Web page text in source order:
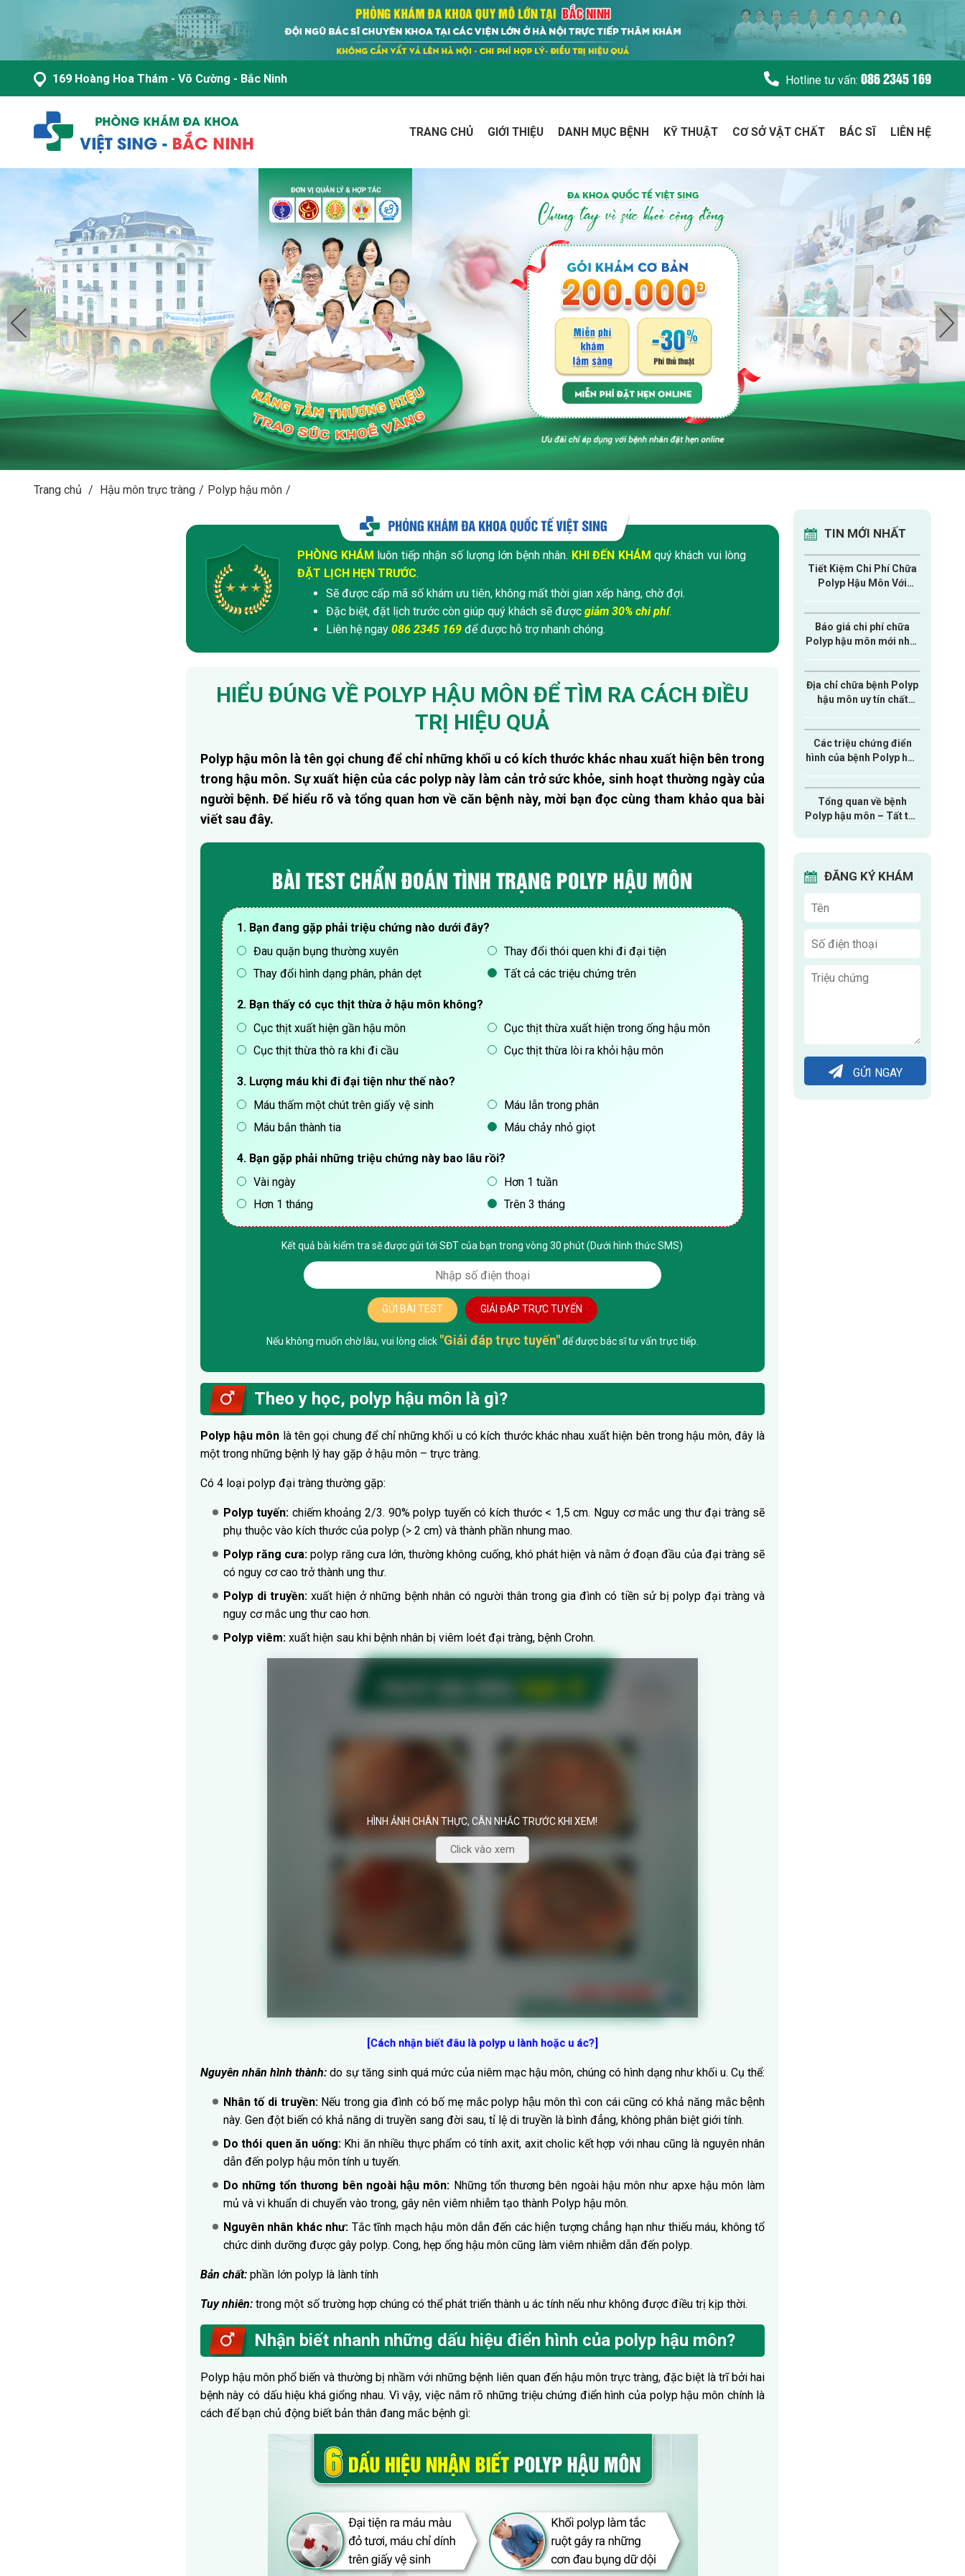
169 Hoàng Hoa Thám - Võ Cường - Bắc Ninh Hotline tư vấn: 086 2345 169
TRANG CHỦ GIỚI THIỆU DANH MỤC BỆNH KỸ THUẬT CƠ SỞ VẬT CHẤT BÁC SĨ LIÊN HỆ
Trang chủ / Hậu môn trực tràng / Polyp hậu môn /
PHÒNG KHÁM luôn tiếp nhận số lượng lớn bệnh nhân. KHI ĐẾN KHÁM quý khách vui lòng
ĐẶT LỊCH HẸN TRƯỚC.
Sẽ được cấp mã số khám ưu tiên, không mất thời gian xếp hàng, chờ đợi.
Đặc biệt, đặt lịch trước còn giúp quý khách sẽ đượcgiảm 30% chi phí.
Liên hệ ngay086 2345 169 để được hỗ trợ nhanh chóng.
HIỂU ĐÚNG VỀ POLYP HẬU MÔN ĐỂ TÌM RA CÁCH ĐIỀU
TRỊ HIỆU QUẢ
Polyp hậu môn là tên gọi chung để chỉ những khối u có kích thước khác nhau xuất hiện bên trong
trong hậu môn. Sự xuất hiện của các polyp này làm cản trở sức khỏe, sinh hoạt thường ngày của
người bệnh. Để hiểu rõ và tổng quan hơn về căn bệnh này, mời bạn đọc cùng tham khảo qua bài
viết sau đây.
BÀI TEST CHẨN ĐOÁN TÌNH TRẠNG POLYP HẬU MÔN
1. Bạn đang gặp phải triệu chứng nào dưới đây?
Đau quặn bụng thường xuyên
Thay đổi thói quen khi đi đại tiện
Thay đổi hình dạng phân, phân dẹt
Tất cả các triệu chứng trên
2. Bạn thấy có cục thịt thừa ở hậu môn không?
Cục thịt xuất hiện gần hậu môn
Cục thịt thừa xuất hiện trong ống hậu môn
Cục thịt thừa thò ra khi đi cầu
Cục thịt thừa lòi ra khỏi hậu môn
3. Lượng máu khi đi đại tiện như thế nào?
Máu thấm một chút trên giấy vệ sinh
Máu lẫn trong phân
Máu bắn thành tia
Máu chảy nhỏ giọt
4. Bạn gặp phải những triệu chứng này bao lâu rồi?
Vài ngày
Hơn 1 tuần
Hơn 1 tháng
Trên 3 tháng
Kết quả bài kiểm tra sẽ được gửi tới SĐT của bạn trong vòng 30 phút (Dưới hình thức SMS)
GỬI BÀI TEST GIẢI ĐÁP TRỰC TUYẾN
Nếu không muốn chờ lâu, vui lòng click "Giải đáp trực tuyến"để được bác sĩ tư vấn trực tiếp.
Theo y học, polyp hậu môn là gì?
Polyp hậu môn là tên gọi chung để chỉ những khối u có kích thước khác nhau xuất hiện bên trong hậu môn, đây là
một trong những bệnh lý hay gặp ở hậu môn – trực tràng.
Có 4 loại polyp đại tràng thường gặp:
Polyp tuyến: chiếm khoảng 2/3. 90% polyp tuyến có kích thước < 1,5 cm. Nguy cơ mắc ung thư đại tràng sẽ
phụ thuộc vào kích thước của polyp (> 2 cm) và thành phần nhung mao.
Polyp răng cưa: polyp răng cưa lớn, thường không cuống, khó phát hiện và nằm ở đoạn đầu của đại tràng sẽ
có nguy cơ cao trở thành ung thư.
Polyp di truyền:xuất hiện ở những bệnh nhân có người thân trong gia đình có tiền sử bị polyp đại tràng và
nguy cơ mắc ung thư cao hơn.
Polyp viêm:xuất hiện sau khi bệnh nhân bị viêm loét đại tràng, bệnh Crohn.
HÌNH ẢNH CHÂN THỰC, CÂN NHẮC TRƯỚC KHI XEM!
Click vào xem
[Cách nhận biết đâu là polyp u lành hoặc u ác?]
Nguyên nhân hình thành:do sự tăng sinh quá mức của niêm mạc hậu môn, chúng có hình dạng như khối u. Cụ thể:
Nhân tố di truyền: Nếu trong gia đình có bố mẹ mắc polyp hậu môn thì con cái cũng có khả năng mắc bệnh
này. Gen đột biến có khả năng di truyền sang đời sau, tỉ lệ di truyền là bình đẳng, không phân biệt giới tính.
Do thói quen ăn uống: Khi ăn nhiều thực phẩm có tính axit, axit cholic kết hợp với nhau cũng là nguyên nhân
dẫn đến polyp hậu môn tính u tuyến.
Do những tổn thương bên ngoài hậu môn: Những tổn thương bên ngoài hậu môn như apxe hậu môn làm
mủ và vi khuẩn di chuyển vào trong, gây nên viêm nhiễm tạo thành Polyp hậu môn.
Nguyên nhân khác như: Tắc tĩnh mạch hậu môn dẫn đến các hiện tượng chẳng hạn như thiếu máu, không tổ
chức dinh dưỡng được gây polyp. Cong, hẹp ống hậu môn cũng làm viêm nhiễm dẫn đến polyp.
Bản chất:phần lớn polyp là lành tính
Tuy nhiên:trong một số trường hợp chúng có thể phát triển thành u ác tính nếu như không được điều trị kịp thời.
Nhận biết nhanh những dấu hiệu điển hình của polyp hậu môn?
Polyp hậu môn phổ biến và thường bị nhầm với những bệnh liên quan đến hậu môn trực tràng, đặc biệt là trĩ bởi hai
bệnh này có dấu hiệu khá giổng nhau. Vì vậy, việc nắm rõ những triệu chứng điển hình của polyp hậu môn chính là
cách để bạn chủ động biết bản thân đang mắc bệnh gì:
TIN MỚI NHẤT
Tiết Kiệm Chi Phí Chữa
Polyp Hậu Môn Với
Báo giá chi phí chữa
Polyp hậu môn mới nhất
Địa chỉ chữa bệnh Polyp
hậu môn uy tín chất
Ninh
Các triệu chứng điển
hình của bệnh Polyp hậu
chứng nguy hiểm
Tổng quan về bệnh
Polyp hậu môn – Tất tần
ĐĂNG KÝ KHÁM
GỬI NGAY